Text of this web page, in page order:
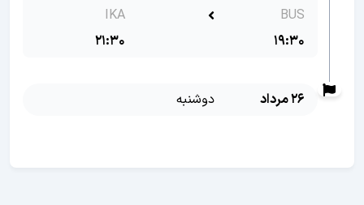
BUS
19:30
IKA
21:30
26 مرداد دوشنبه